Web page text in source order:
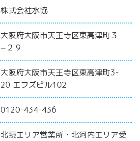
株式会社水協
大阪府大阪市天王寺区東高津町３
−２９
大阪府大阪市天王寺区東高津町3-
20 エフズビル102
0120-434-436
北摂エリア営業所・北河内エリア受